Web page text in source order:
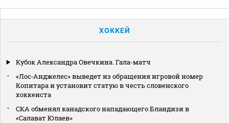
ХОККЕЙ
Кубок Александра Овечкина. Гала-матч
«Лос‑Анджелес» выведет из обращения игровой номер
Копитара и установит статую в честь словенского
хоккеиста
СКА обменял канадского нападающего Бландизи в
«Салават Юлаев»